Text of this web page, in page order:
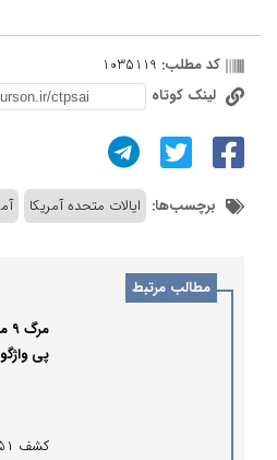
کد مطلب: 1035119
لینک کوتاه
برچسب‌ها: ایالات متحده آمریکا
مطالب مرتبط
پی
کشف ۲۵۱ کیلو مواد مخدر در لرستان؛